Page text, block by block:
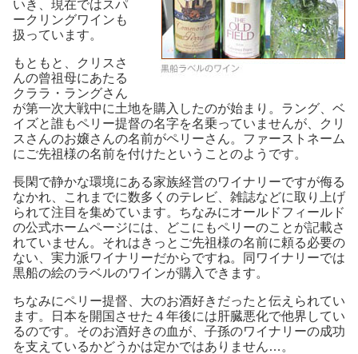
いき、現在ではスパ
ークリングワインも
扱っています。
もともと、クリスさ
んの曾祖母にあたる
クララ・ラングさん
が第一次大戦中に土地を購入したのが始まり。ラング、ベ
イズと誰もペリー提督の名字を名乗っていませんが、クリ
スさんのお嬢さんの名前がペリーさん。ファーストネーム
にご先祖様の名前を付けたということのようです。
長閑で静かな環境にある家族経営のワイナリーですが侮る
なかれ、これまでに数多くのテレビ、雑誌などに取り上げ
られて注目を集めています。ちなみにオールドフィールド
の公式ホームページには、どこにもペリーのことが記載さ
れていません。それはきっとご先祖様の名前に頼る必要の
ない、実力派ワイナリーだからですね。同ワイナリーでは
黒船の絵のラベルのワインが購入できます。
ちなみにペリー提督、大のお酒好きだったと伝えられてい
ます。日本を開国させた４年後には肝臓悪化で他界してい
るのです。そのお酒好きの血が、子孫のワイナリーの成功
を支えているかどうかは定かではありません…。